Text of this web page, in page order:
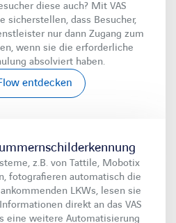
diese auch? Mit VAS
sicherstellen, dass Besucher,
nur dann Zugang zum
wenn sie die erforderliche
absolviert haben.
entdecken
z.B. von Tattile, Mobotix
fotografieren automatisch die
LKWs, lesen sie
direkt an das VAS
eine weitere Automatisierung